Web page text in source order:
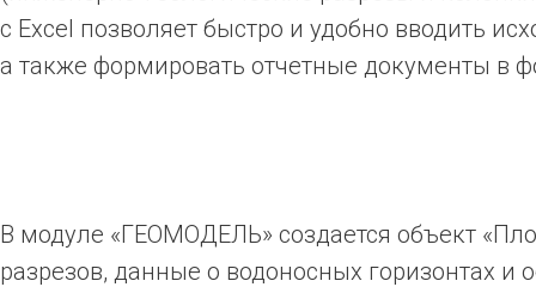
с Excel позволяет быстро и удобно вводить
а также формировать отчетные документы в
В модуле «ГЕОМОДЕЛЬ» создается объект
разрезов, данные о водоносных горизонтах